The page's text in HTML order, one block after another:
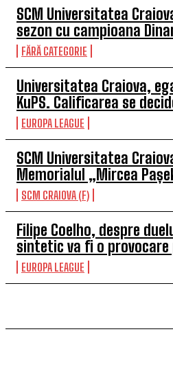
SCM Universitatea
sezon cu campioana
FĂRĂ CATEGORIE
Universitatea Craiova,
KuPS. Calificarea se
EUROPA LEAGUE
SCM Universitatea
Memorialul „Mircea
SCM CRAIOVA (F)
Filipe Coelho, despre
sintetic va fi o provocare
EUROPA LEAGUE